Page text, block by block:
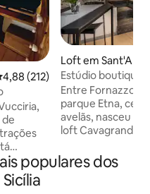
média de 4,88 em
4,88 (212)
e
Loft em Sant'Alfio
Estúdio boutique
terraço
Entre Fornazzo e
parque Etna,
avelãs, nasceu a
loft Cavagrande
pedra de lava
O loft foi criado a
populares dos